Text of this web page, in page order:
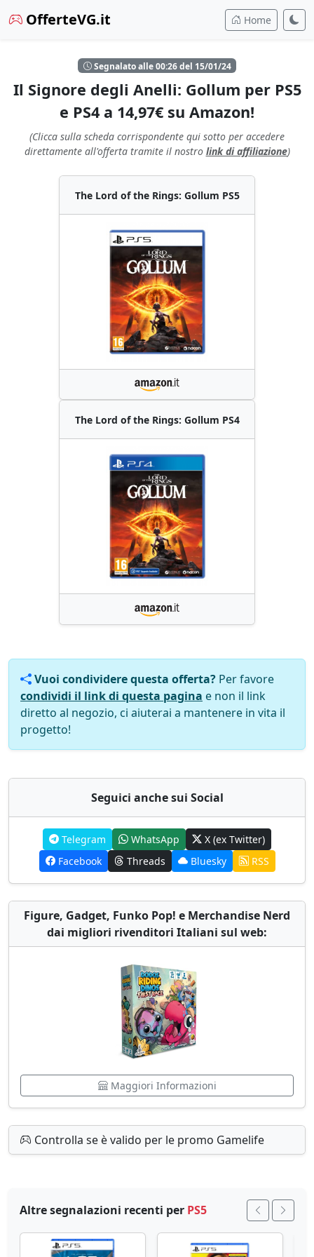
OfferteVG.it Home
Segnalato alle 00:26 del 15/01/24
Il Signore degli Anelli: Gollum per PS5
e PS4 a 14,97€ su Amazon!
(Clicca sulla scheda corrispondente qui sotto per accedere
direttamente all'offerta tramite il nostro link di affiliazione)
The Lord of the Rings: Gollum PS5
The Lord of the Rings: Gollum PS4
Vuoi condividere questa offerta? Per favore
condividi il link di questa pagina e non il link
diretto al negozio, ci aiuterai a mantenere in vita il
progetto!
Seguici anche sui Social
Telegram WhatsApp
X (ex Twitter)
Facebook
Threads Bluesky RSS
Figure, Gadget, Funko Pop! e Merchandise Nerd
dai migliori rivenditori Italiani sul web:
Maggiori Informazioni
Controlla se è valido per le promo Gamelife
Altre segnalazioni recenti per PS5